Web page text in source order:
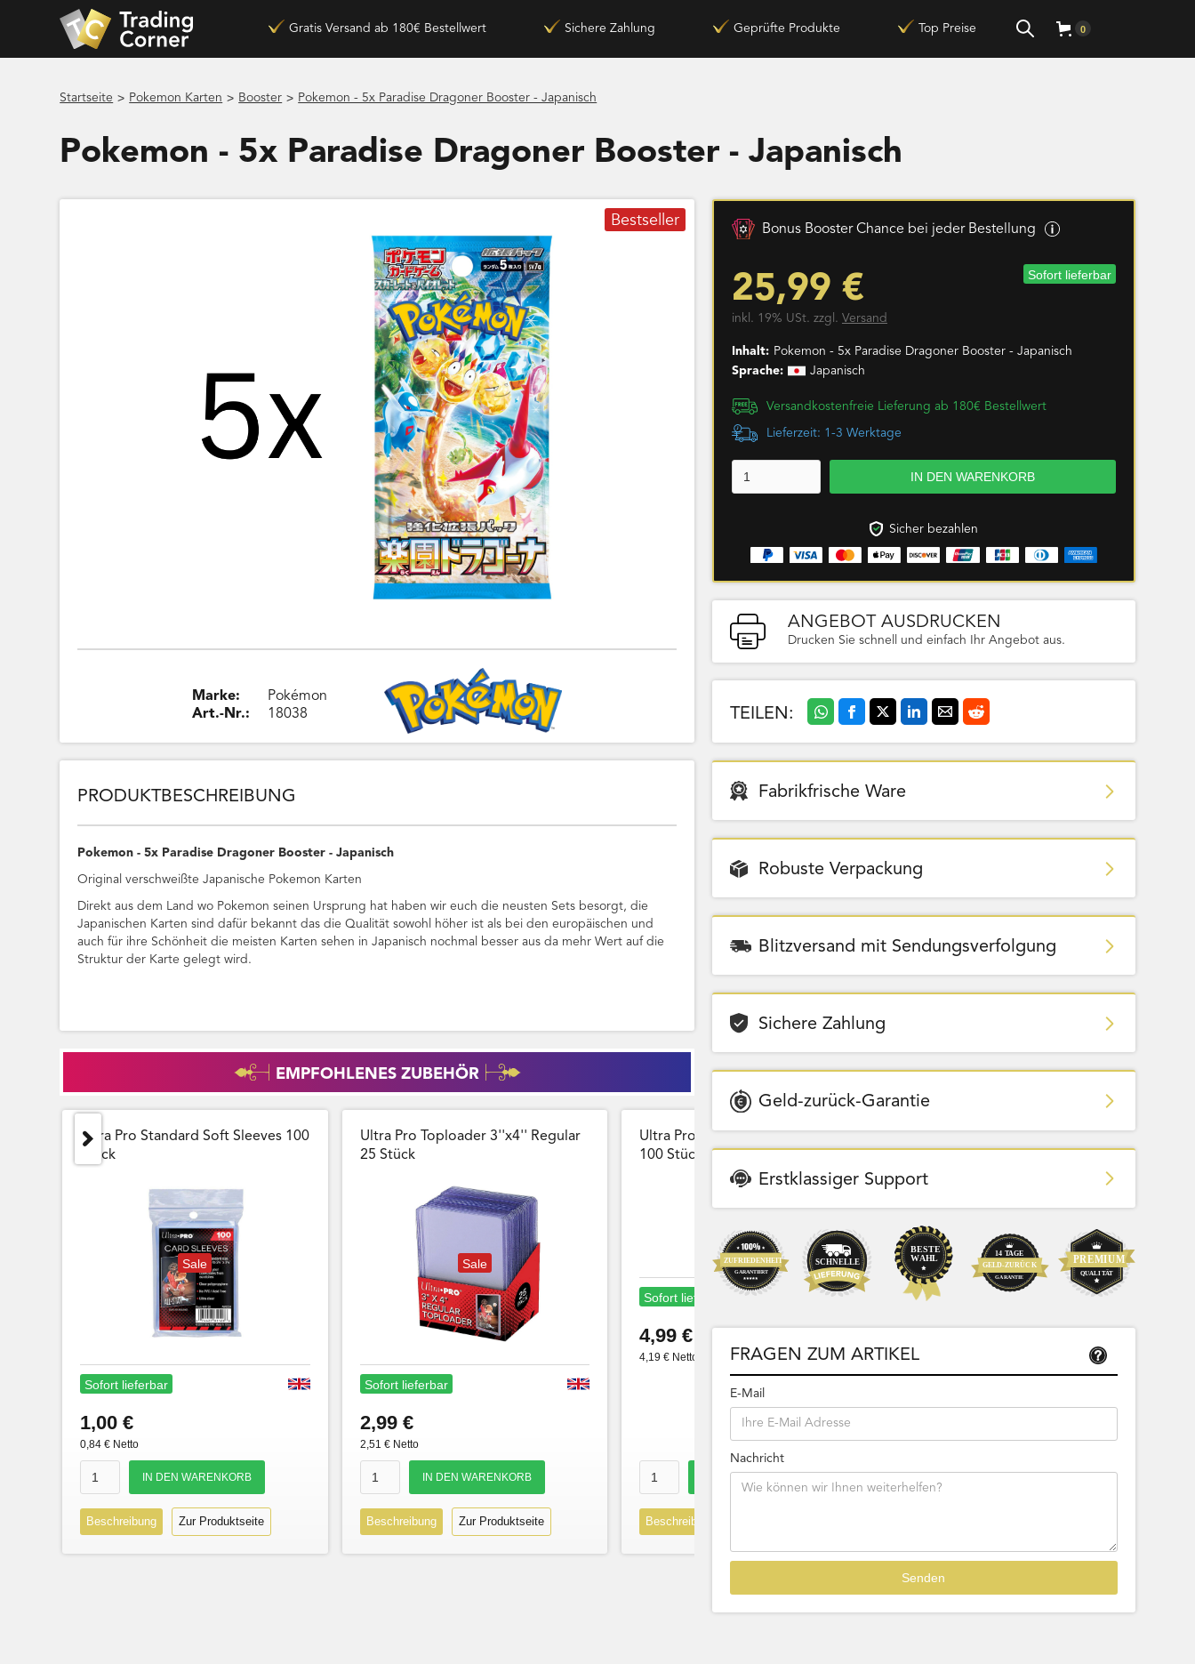
Gratis Versand ab 180€ Bestellwert Sichere Zahlung Geprüfte Produkte Top Preise 0
Startseite > Pokemon Karten > Booster > Pokemon - 5x Paradise Dragoner Booster - Japanisch
Pokemon - 5x Paradise Dragoner Booster - Japanisch
Bestseller
Marke:
Art.-Nr.:
Pokémon
18038
Bonus Booster Chance bei jeder Bestellung
25,99 € Sofort lieferbar
inkl. 19% USt. zzgl. Versand
Inhalt: Pokemon - 5x Paradise Dragoner Booster - Japanisch
Sprache:
Japanisch
Versandkostenfreie Lieferung ab 180€ Bestellwert
Lieferzeit: 1-3 Werktage
Sicher bezahlen
ANGEBOT AUSDRUCKEN
Drucken Sie schnell und einfach Ihr Angebot aus.
TEILEN:
PRODUKTBESCHREIBUNG
Pokemon - 5x Paradise Dragoner Booster - Japanisch
Original verschweißte Japanische Pokemon Karten
Direkt aus dem Land wo Pokemon seinen Ursprung hat haben wir euch die neusten Sets besorgt, die
Japanischen Karten sind dafür bekannt das die Qualität sowohl höher ist als bei den europäischen und
auch für ihre Schönheit die meisten Karten sehen in Japanisch nochmal besser aus da mehr Wert auf die
Struktur der Karte gelegt wird.
EMPFOHLENES ZUBEHÖR
Ultra Pro Standard Soft Sleeves 100
Stück
Sale
Sofort lieferbar
1,00 €
0,84 € Netto
Beschreibung Zur Produktseite
Ultra Pro Toploader 3''x4'' Regular
25 Stück
Sale
Sofort lieferbar
2,99 €
2,51 € Netto
Beschreibung Zur Produktseite
Ultra Pro Card Sleeves Team Bags
100 Stück Wiederverschließbar
Sofort lieferbar
4,99 €
4,19 € Netto
Beschreibung
Bestseller
Sofort lieferbar
39,99
33,61 € Netto
Fabrikfrische Ware
Robuste Verpackung
Blitzversand mit Sendungsverfolgung
Sichere Zahlung
Geld-zurück-Garantie
Erstklassiger Support
FRAGEN ZUM ARTIKEL
E-Mail
Nachricht